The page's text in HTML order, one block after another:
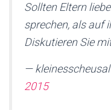
Sollten Eltern
sprechen, als auf
Diskutieren Sie
—
2015